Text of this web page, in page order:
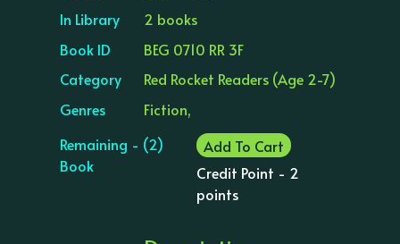
In Library
2 books
Book ID
BEG 0710 RR 3F
Category
Red Rocket Readers (Age 2-7)
Genres
Fiction,
Remaining - (2)
Book
Add To Cart
Credit Point - 2
points